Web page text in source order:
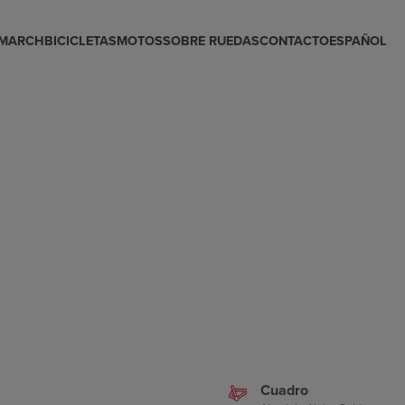
BICICLETASMOTOSSOBRE RUEDASCONTACTOESPAÑOL
Cuadro